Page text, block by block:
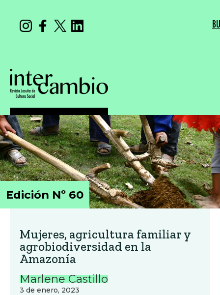
Edición Nº 60
Mujeres, agricultura familiar y
agrobiodiversidad en la
Amazonía
Marlene Castillo
3 de enero, 2023